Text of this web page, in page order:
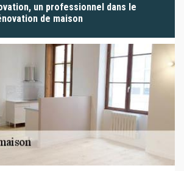
un professionnel dans le
de maison